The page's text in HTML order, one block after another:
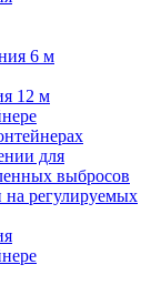
6 м
12 м
для
выбросов
на регулируемых